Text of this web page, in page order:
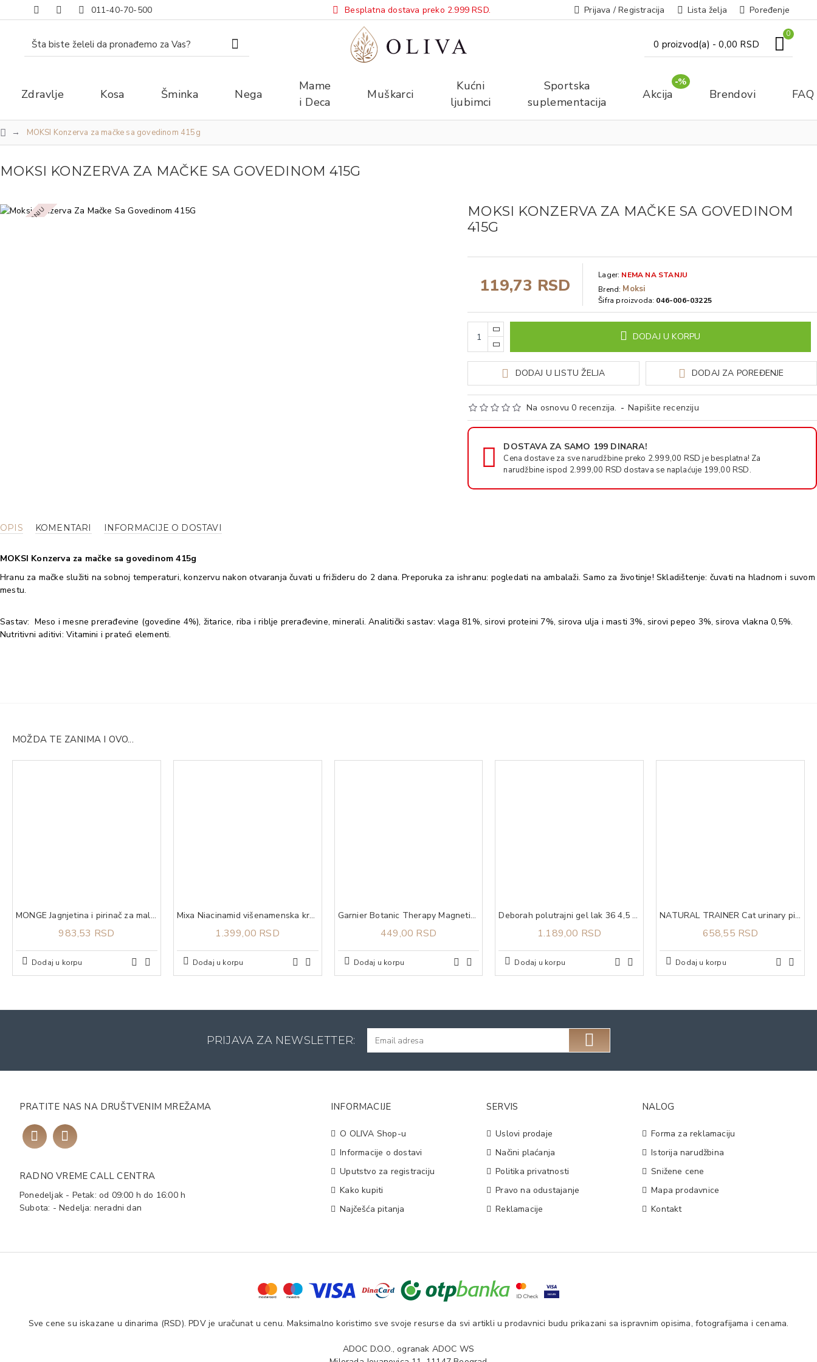
011-40-70-500 Besplatna dostava preko 2.999 RSD. Prijava / Registracija Lista želja Poređenje
0 proizvod(a) - 0,00 RSD
0
Zdravlje Kosa Šminka Nega
Mame
i Deca
Muškarci
Kućni
ljubimci
Sportska
suplementacija
Akcija
-%
Brendovi FAQ
MOKSI Konzerva za mačke sa govedinom 415g
MOKSI KONZERVA ZA MAČKE SA GOVEDINOM 415G
NEMA NA STANJU
MOKSI KONZERVA ZA MAČKE SA GOVEDINOM
415G
Na osnovu 0 recenzija. - Napišite recenziju
119,73 RSD Lager: NEMA NA STANJU
Brend: Moksi
Šifra proizvoda: 046-006-03225
DODAJ U KORPU
DODAJ U LISTU ŽELJA DODAJ ZA POREĐENJE
DOSTAVA ZA SAMO 199 DINARA!
Cena dostave za sve narudžbine preko 2.999,00 RSD je besplatna! Za
narudžbine ispod 2.999,00 RSD dostava se naplaćuje 199,00 RSD.
OPIS KOMENTARI INFORMACIJE O DOSTAVI
MOKSI Konzerva za mačke sa govedinom 415g
Hranu za mačke služiti na sobnoj temperaturi, konzervu nakon otvaranja čuvati u frižideru do 2 dana. Preporuka za ishranu: pogledati na ambalaži. Samo za životinje! Skladištenje: čuvati na hladnom i suvom
mestu.
Sastav: Meso i mesne prerađevine (govedine 4%), žitarice, riba i riblje prerađevine, minerali. Analitički sastav: vlaga 81%, sirovi proteini 7%, sirova ulja i masti 3%, sirovi pepeo 3%, sirova vlakna 0,5%.
Nutritivni aditivi: Vitamini i prateći elementi.
MOŽDA TE ZANIMA I OVO...
MONGE Jagnjetina i pirinač za male rase puppy 800g
983,53 RSD
Dodaj u korpu
Mixa Niacinamid višenamenska krema protiv tamnih fleka 50 ml
1.399,00 RSD
Dodaj u korpu
Garnier Botanic Therapy Magnetic Charcoal šampon za kosu 250 ml
449,00 RSD
Dodaj u korpu
Deborah polutrajni gel lak 36 4,5 ml
1.189,00 RSD
Dodaj u korpu
NATURAL TRAINER Cat urinary piletina za odrasle mačke 300g
658,55 RSD
Dodaj u korpu
PRIJAVA ZA NEWSLETTER:
PRATITE NAS NA DRUŠTVENIM MREŽAMA
RADNO VREME CALL CENTRA
Ponedeljak - Petak: od 09:00 h do 16:00 h
Subota: - Nedelja: neradni dan
INFORMACIJE
O OLIVA Shop-u
Informacije o dostavi
Uputstvo za registraciju
Kako kupiti
Najčešća pitanja
SERVIS
Uslovi prodaje
Načini plaćanja
Politika privatnosti
Pravo na odustajanje
Reklamacije
NALOG
Forma za reklamaciju
Istorija narudžbina
Snižene cene
Mapa prodavnice
Kontakt
Sve cene su iskazane u dinarima (RSD). PDV je uračunat u cenu. Maksimalno koristimo sve svoje resurse da svi artikli u prodavnici budu prikazani sa ispravnim opisima, fotografijama i cenama.
ADOC D.O.O., ogranak ADOC WS